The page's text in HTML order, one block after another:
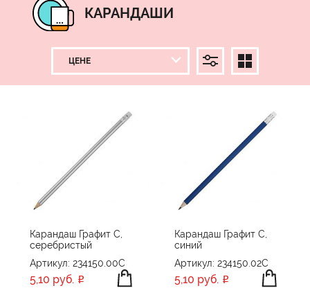
КАРАНДАШИ
ПРОИЗВОДИТЕЛЬ
Chili
PARKER
Rezolution
XD CollectionПРИМЕНИТЬ СБРОСИТЬ
Карандаш Графит C,
серебристый
Артикул: 234150.00C
5,10 руб.
Карандаш Графит C,
синий
Артикул: 234150.02C
5,10 руб.